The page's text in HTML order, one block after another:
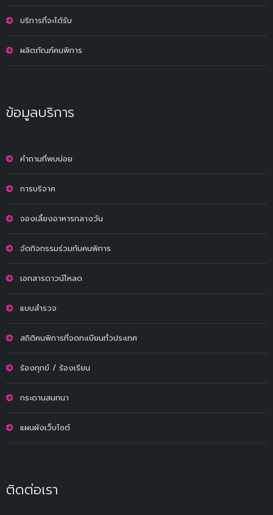
บริการที่จะได้รับ
ผลิตภัณฑ์คนพิการ
ข้อมูลบริการ
คำถามที่พบบ่อย
การบริจาค
จองเลี้ยงอาหารกลางวัน
จัดกิจกรรมร่วมกับคนพิการ
เอกสารดาวน์โหลด
แบบสำรวจ
สถิติคนพิการที่จดทะเบียนทั่วประเทศ
ร้องทุกข์ / ร้องเรียน
กระดานสนทนา
แผนผังเว็บไซต์
ติดต่อเรา